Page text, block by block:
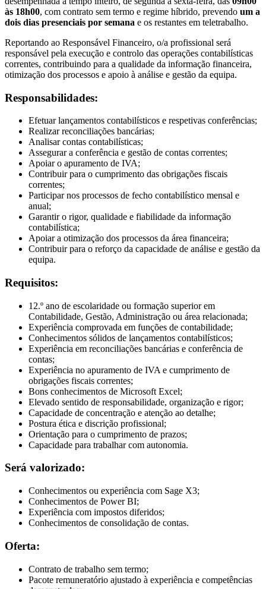
às 18h00, com contrato sem termo e regime híbrido, prevendo um a
dois dias presenciais por semana e os restantes em teletrabalho.
Reportando ao Responsável Financeiro, o/a profissional será
responsável pela execução e controlo das operações contabilísticas
correntes, contribuindo para a qualidade da informação financeira,
otimização dos processos e apoio à análise e gestão da equipa.
Responsabilidades:
Efetuar lançamentos contabilísticos e respetivas conferências;
Realizar reconciliações bancárias;
Analisar contas contabilísticas;
Assegurar a conferência e gestão de contas correntes;
Apoiar o apuramento de IVA;
Contribuir para o cumprimento das obrigações fiscais
correntes;
Participar nos processos de fecho contabilístico mensal e
anual;
Garantir o rigor, qualidade e fiabilidade da informação
contabilística;
Apoiar a otimização dos processos da área financeira;
Contribuir para o reforço da capacidade de análise e gestão da
equipa.
Requisitos:
12.º ano de escolaridade ou formação superior em
Contabilidade, Gestão, Administração ou área relacionada;
Experiência comprovada em funções de contabilidade;
Conhecimentos sólidos de lançamentos contabilísticos;
Experiência em reconciliações bancárias e conferência de
contas;
Experiência no apuramento de IVA e cumprimento de
obrigações fiscais correntes;
Bons conhecimentos de Microsoft Excel;
Elevado sentido de responsabilidade, organização e rigor;
Capacidade de concentração e atenção ao detalhe;
Postura ética e discrição profissional;
Orientação para o cumprimento de prazos;
Capacidade para trabalhar com autonomia.
Será valorizado:
Conhecimentos ou experiência com Sage X3;
Conhecimentos de Power BI;
Experiência com impostos diferidos;
Conhecimentos de consolidação de contas.
Oferta:
Contrato de trabalho sem termo;
Pacote remuneratório ajustado à experiência e competências